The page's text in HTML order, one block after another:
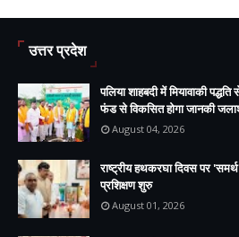
उत्तर प्रदेश
पलिया शाहबदी में मियावाकी
फंड से विकसित होगा जानकी
August 04, 2026
राष्ट्रीय हथकरघा दिवस पर
प्रशिक्षण शुरु
August 01, 2026